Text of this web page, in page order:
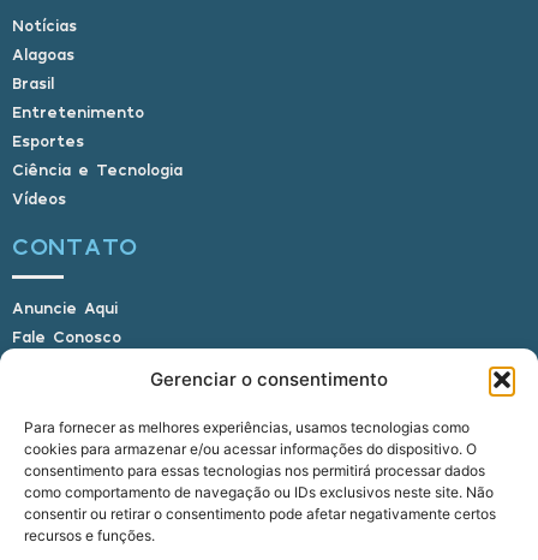
Gerenciar o consentimento
Para fornecer as melhores experiências, usamos tecnologias como
cookies para armazenar e/ou acessar informações do dispositivo. O
consentimento para essas tecnologias nos permitirá processar dados
como comportamento de navegação ou IDs exclusivos neste site. Não
consentir ou retirar o consentimento pode afetar negativamente certos
recursos e funções.
Notícias
Alagoas
Brasil
Entretenimento
Esportes
Ciência e Tecnologia
Vídeos
CONTATO
Anuncie Aqui
Fale Conosco
E-mail: alagoasbrasilnoticias@gmail.com
Telefone: (82) 9 9691-0391 (Whatsapp)
Responsável Técnico: Crysthyan Carlos
Rua do Sau - Centro - Anadia - AL - CEP: